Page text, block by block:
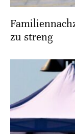
zu streng